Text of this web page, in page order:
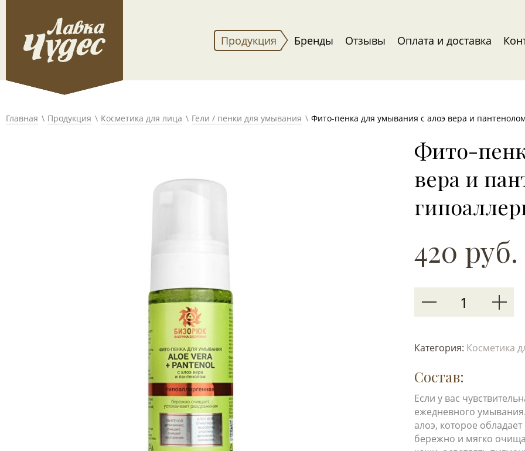
Продукция Бренды Отзывы Оплата и доставка
Главная Продукция Косметика для лица Гели / пенки для умывания Фито-пенка для умывания с алоэ вера и
Фито-
вера и
420 руб.
Категория: Косметика
Состав:
Если у вас
ежедневного
алоэ, которое
бережно и мягко